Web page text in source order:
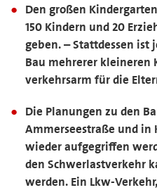
Den großen
150 Kindern und 20
geben. – Stattdessen ist
Bau mehrerer kleineren
verkehrsarm für die
Die Planungen zu den
Ammerseestraße und in
wieder aufgegriffen
den Schwerlastverkehr
werden. Ein Lkw-